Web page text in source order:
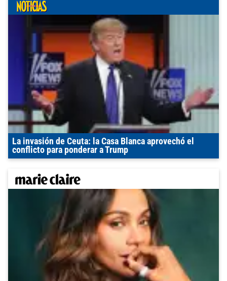
La invasión de Ceuta: la Casa Blanca aprovechó el
conflicto para ponderar a Trump